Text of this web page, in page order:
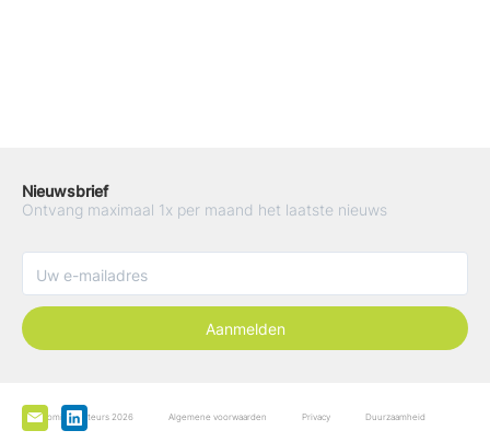
Nieuwsbrief
Ontvang maximaal 1x per maand het laatste nieuws
Aanmelden
De Boominspecteurs 2026 Algemene voorwaarden Privacy Duurzaamheid